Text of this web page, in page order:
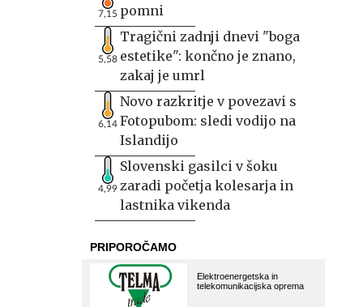
7,15 pomni
5,58
Tragični zadnji dnevi "boga
estetike": končno je znano,
zakaj je umrl
6,14
Novo razkritje v povezavi s
Fotopubom: sledi vodijo na
Islandijo
4,99
Slovenski gasilci v šoku
zaradi početja kolesarja in
lastnika vikenda